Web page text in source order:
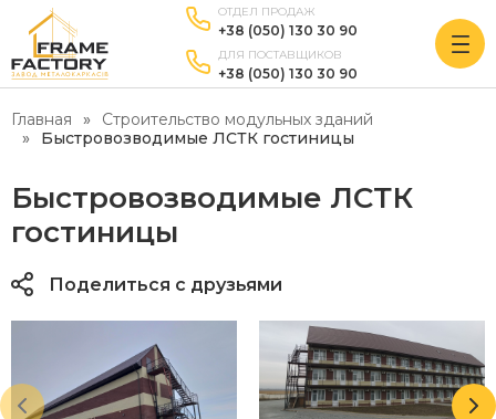
ОТДЕЛ ПРОДАЖ
+38 (050) 130 30 90
ДЛЯ ПОСТАВЩИКОВ
+38 (050) 130 30 90
Главная
Строительство модульных зданий
Быстровозводимые ЛСТК гостиницы
Быстровозводимые ЛСТК
гостиницы
Поделиться с друзьями